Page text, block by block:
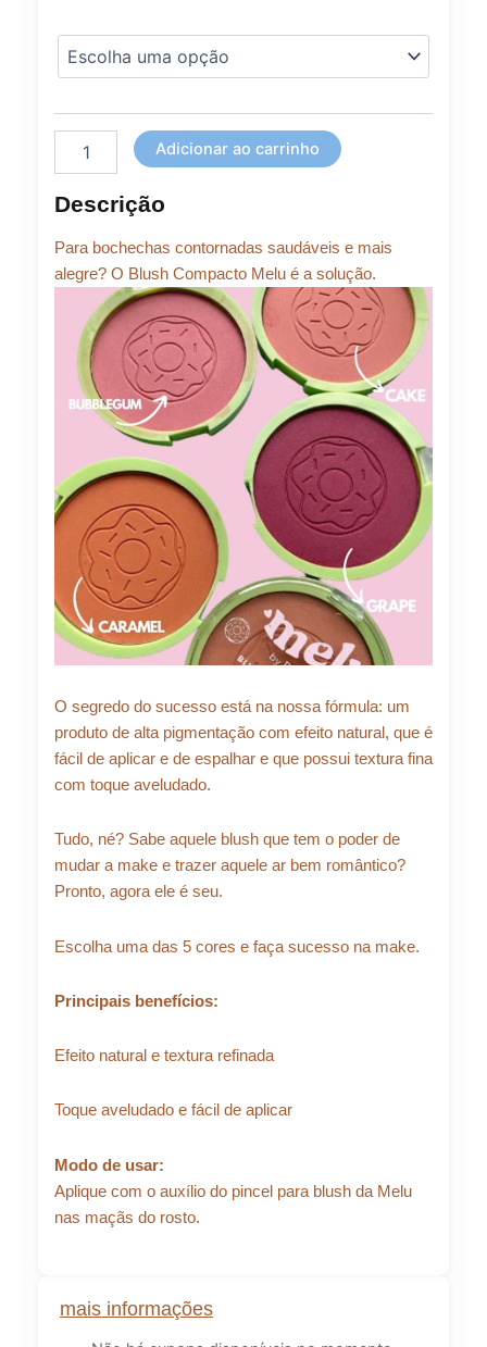
mais informações
BY
RUBY
Adicionar ao carrinho
Descrição
Para bochechas contornadas saudáveis e mais
alegre? O Blush Compacto Melu é a solução.
O segredo do sucesso está na nossa fórmula: um
produto de alta pigmentação com efeito natural, que é
fácil de aplicar e de espalhar e que possui textura fina
com toque aveludado.
Tudo, né? Sabe aquele blush que tem o poder de
mudar a make e trazer aquele ar bem romântico?
Pronto, agora ele é seu.
Escolha uma das 5 cores e faça sucesso na make.
Principais benefícios:
Efeito natural e textura refinada
Toque aveludado e fácil de aplicar
Modo de usar:
Aplique com o auxílio do pincel para blush da Melu
nas maçãs do rosto.